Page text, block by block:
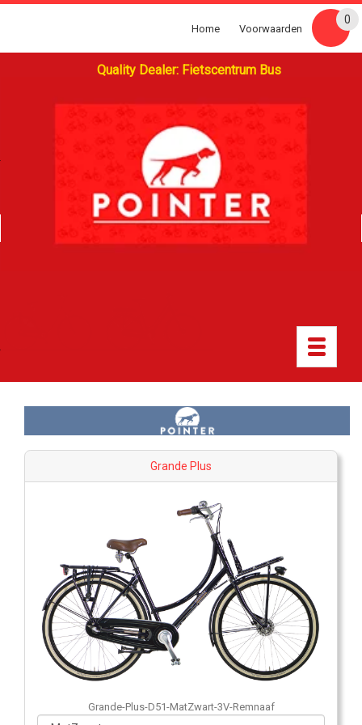
Quality Dealer: Fietscentrum Bus
Home Voorwaarden
0
Toggle
Grande Plus
Grande-Plus-D51-MatZwart-3V-Remnaaf